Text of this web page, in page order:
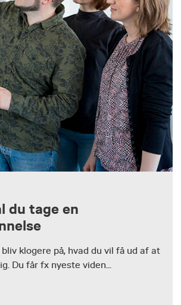
du tage en
klogere på, hvad du vil få ud af at
Du får fx nyeste viden...